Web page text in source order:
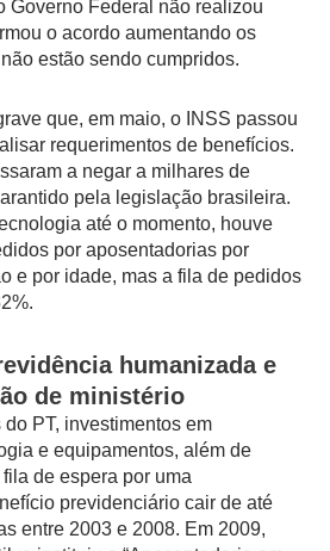
Governo Federal não realizou
o acordo aumentando os
estão sendo cumpridos.
que, em maio, o INSS passou
requerimentos de benefícios.
a negar a milhares de
pela legislação brasileira.
até o momento, houve
por aposentadorias por
e por idade, mas a fila de pedidos
humanizada e
de ministério
PT, investimentos em
e equipamentos, além de
de espera por uma
previdenciário cair de até
entre 2003 e 2008. Em 2009,